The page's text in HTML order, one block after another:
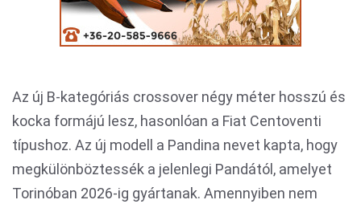
Az új B-kategóriás crossover négy méter hosszú és
kocka formájú lesz, hasonlóan a Fiat Centoventi
típushoz. Az új modell a Pandina nevet kapta, hogy
megkülönböztessék a jelenlegi Pandától, amelyet
Torinóban 2026-ig gyártanak. Amennyiben nem